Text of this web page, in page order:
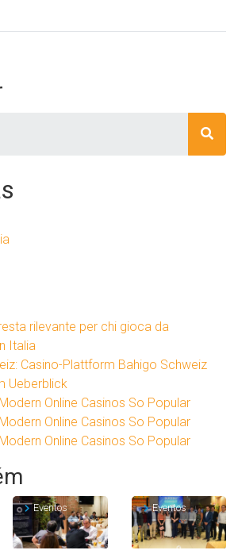
rilevante per chi gioca da
Italia
Casino-Plattform Bahigo Schweiz
Ueberblick
Online Casinos So Popular
Online Casinos So Popular
Online Casinos So Popular
Eventos Eventos